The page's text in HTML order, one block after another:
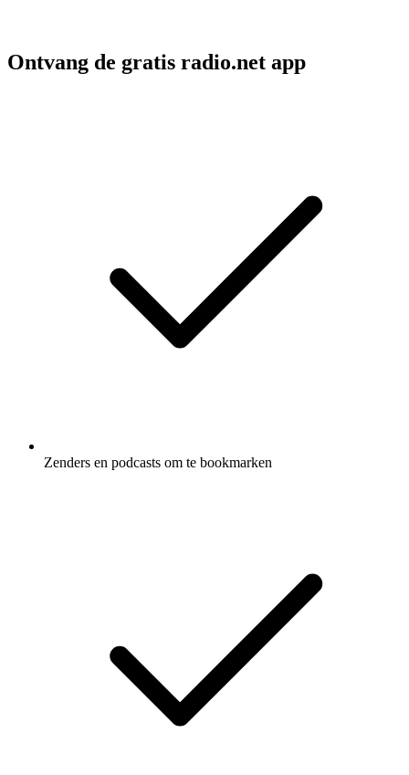
Ontvang de gratis radio.net app
Zenders en podcasts om te bookmarken